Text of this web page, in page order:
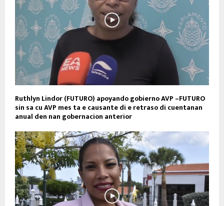
Ruthlyn Lindor (FUTURO) apoyando gobierno AVP –FUTURO
sin sa cu AVP mes ta e causante di e retraso di cuentanan
anual den nan gobernacion anterior